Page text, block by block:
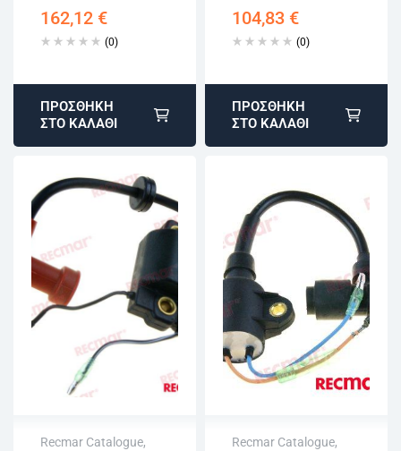
162,12 €
(0)
ΠΡΟΣΘΉΚΗ
ΣΤΟ ΚΑΛΆΘΙ
104,83 €
(0)
ΠΡΟΣΘΉΚΗ
ΣΤΟ ΚΑΛΆΘΙ
Recmar Catalogue,
Recmar Catalogue,